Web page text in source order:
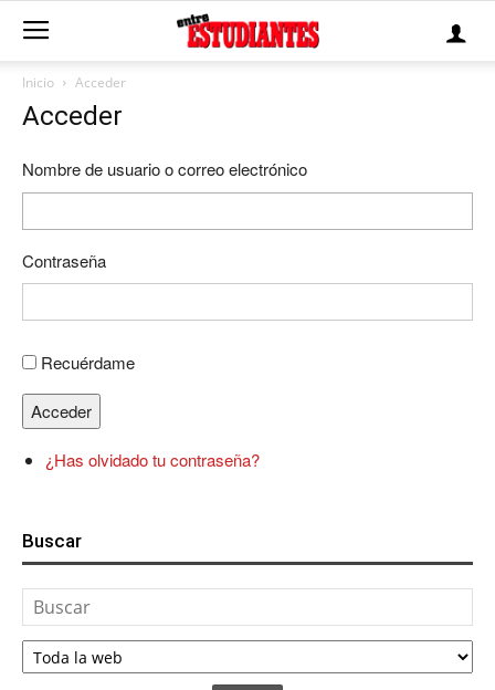
Inicio Acceder
Acceder
Nombre de usuario o correo electrónico
Contraseña
Recuérdame
Acceder
¿Has olvidado tu contraseña?
Buscar